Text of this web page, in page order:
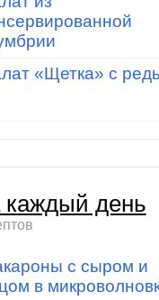
«Щетка» с
день
с сыром и
в